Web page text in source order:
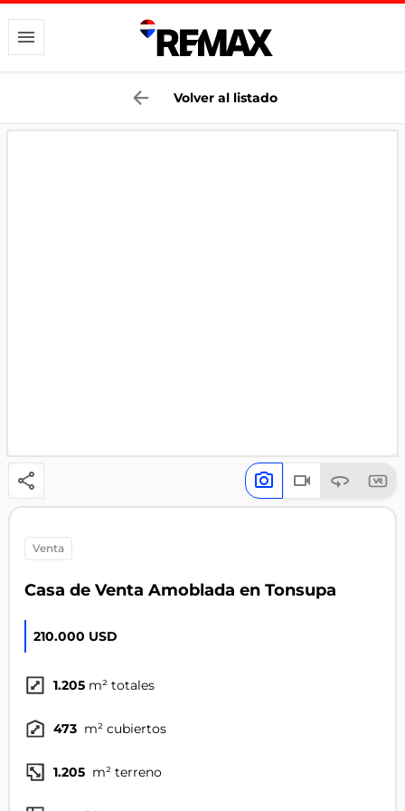
Volver al listado
venta
Casa de Venta Amoblada en Tonsupa
210.000 USD
1.205 m² totales
473 m² cubiertos
1.205 m² terreno